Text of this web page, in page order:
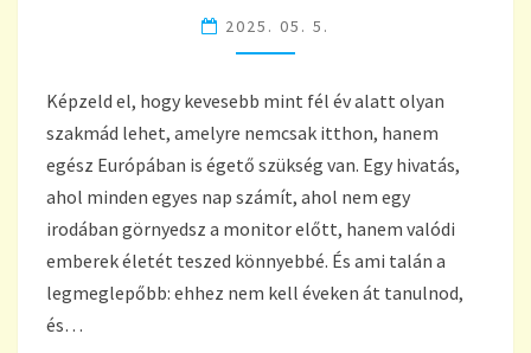
3
OK,
AZ
IDŐSGONDOZÓI
KÉPZÉS
GYORSAN
MEGTÉRÜL
2025. 05. 5.
Képzeld el, hogy kevesebb mint fél év alatt olyan
szakmád lehet, amelyre nemcsak itthon, hanem
egész Európában is égető szükség van. Egy hivatás,
ahol minden egyes nap számít, ahol nem egy
irodában görnyedsz a monitor előtt, hanem valódi
emberek életét teszed könnyebbé. És ami talán a
legmeglepőbb: ehhez nem kell éveken át tanulnod,
és…